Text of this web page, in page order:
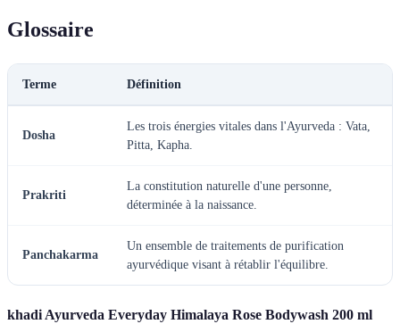
Glossaire
Terme Définition
Dosha
Les trois énergies vitales dans l'Ayurveda : Vata,
Pitta, Kapha.
Prakriti
La constitution naturelle d'une personne,
déterminée à la naissance.
Panchakarma
Un ensemble de traitements de purification
ayurvédique visant à rétablir l'équilibre.
khadi Ayurveda Everyday Himalaya Rose Bodywash 200 ml